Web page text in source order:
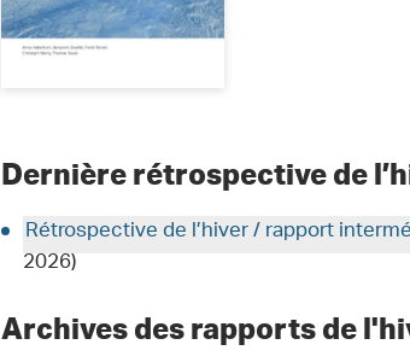
Dernière rétrospective de
Rétrospective de l’hiver / rapport
2026)
Archives des rapports de